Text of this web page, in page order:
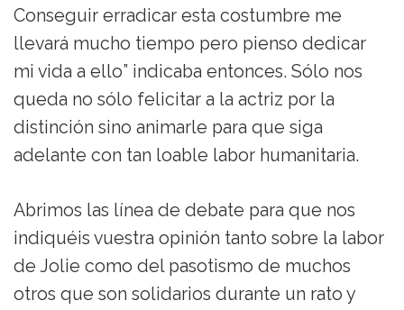
Conseguir erradicar esta costumbre me
llevará mucho tiempo pero pienso dedicar
mi vida a ello” indicaba entonces. Sólo nos
queda no sólo felicitar a la actriz por la
distinción sino animarle para que siga
adelante con tan loable labor humanitaria.
Abrimos las línea de debate para que nos
indiquéis vuestra opinión tanto sobre la labor
de Jolie como del pasotismo de muchos
otros que son solidarios durante un rato y